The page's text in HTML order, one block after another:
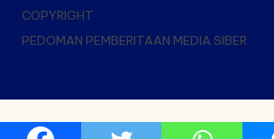
COPYRIGHT
PEDOMAN PEMBERITAAN MEDIA SIBER
Copyright 2026 — Rilis Fakta. All